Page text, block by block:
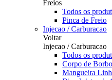
Freios
Todos os
Pinca de Freio
Injecao / Carburacao
Voltar
Injecao / Carburacao
Todos os
Corpo de
Mangueira